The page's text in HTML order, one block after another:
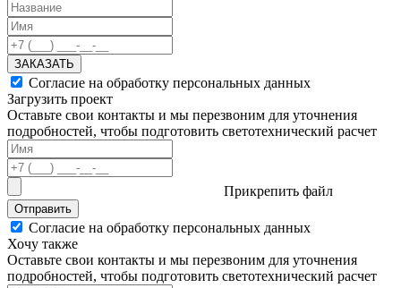
ЗАКАЗАТЬ
Согласие на обработку персональных данных
Загрузить проект
Оставьте свои контакты и мы перезвоним для уточнения
подробностей, чтобы подготовить светотехнический расчет
Прикрепить файл
Отправить
Согласие на обработку персональных данных
Хочу также
Оставьте свои контакты и мы перезвоним для уточнения
подробностей, чтобы подготовить светотехнический расчет